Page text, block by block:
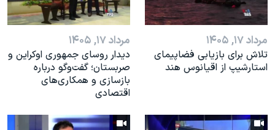
مرداد ۱۷, ۱۴۰۵
تلاش برای بازیابی فضاپیمای
استارشیپ از اقیانوس هند
مرداد ۱۷, ۱۴۰۵
دیدار روسای جمهوری اوکراین و
صربستان؛ گفت‌وگو درباره
بازسازی و همکاری‌های
اقتصادی